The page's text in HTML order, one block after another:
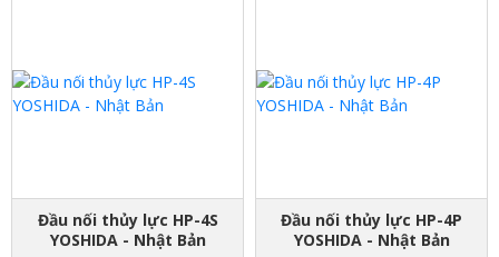
Đầu nối thủy lực HP-4S
YOSHIDA - Nhật Bản
Đầu nối thủy lực HP-4P
YOSHIDA - Nhật Bản